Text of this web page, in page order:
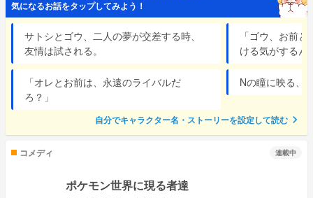
気になるお話をタップしてみよう！
サトシとゴウ、二人の夢が交差する時、
友情は試される。
「オレとお前は、永遠のライバルだ
ろ？」
「ゴウ、お前
ける気がするん
Nの瞳に映る、
自分でキャラクター名・ストーリーを設定して読む chevron_right
コメディ 連載中
ポケモン世界に現る者達